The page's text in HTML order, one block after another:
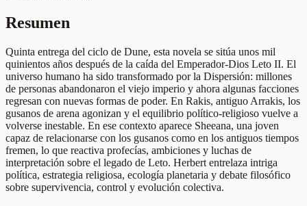
Resumen
Quinta entrega del ciclo de Dune, esta novela se sitúa unos mil
quinientos años después de la caída del Emperador-Dios Leto II. El
universo humano ha sido transformado por la Dispersión: millones
de personas abandonaron el viejo imperio y ahora algunas facciones
regresan con nuevas formas de poder. En Rakis, antiguo Arrakis, los
gusanos de arena agonizan y el equilibrio político-religioso vuelve a
volverse inestable. En ese contexto aparece Sheeana, una joven
capaz de relacionarse con los gusanos como en los antiguos tiempos
fremen, lo que reactiva profecías, ambiciones y luchas de
interpretación sobre el legado de Leto. Herbert entrelaza intriga
política, estrategia religiosa, ecología planetaria y debate filosófico
sobre supervivencia, control y evolución colectiva.